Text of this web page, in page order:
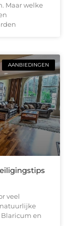
Maar welke
AANBIEDINGEN
veel
natuurlijke
en